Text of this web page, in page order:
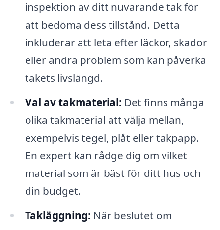
inspektion av ditt nuvarande tak för
att bedöma dess tillstånd. Detta
inkluderar att leta efter läckor, skador
eller andra problem som kan påverka
takets livslängd.
Val av takmaterial: Det finns många
olika takmaterial att välja mellan,
exempelvis tegel, plåt eller takpapp.
En expert kan rådge dig om vilket
material som är bäst för ditt hus och
din budget.
Takläggning: När beslutet om